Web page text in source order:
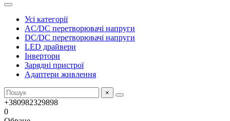
Усі категорії
AC/DC перетворювачі напруги
DC/DC перетворювачі напруги
LED драйвери
Інвертори
Зарядні пристрої
Адаптери живлення
×
+380982329898
0